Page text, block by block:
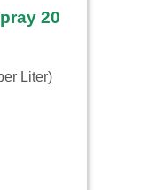
Liter)